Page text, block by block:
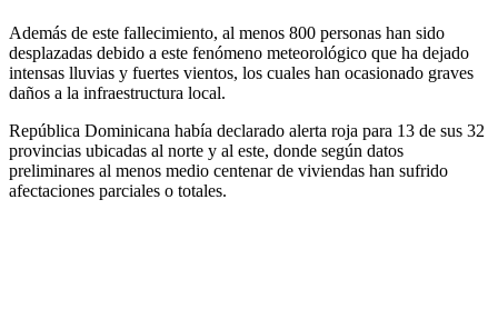
Además de este fallecimiento, al menos 800 personas han sido
desplazadas debido a este fenómeno meteorológico que ha dejado
intensas lluvias y fuertes vientos, los cuales han ocasionado graves
daños a la infraestructura local.
República Dominicana había declarado alerta roja para 13 de sus 32
provincias ubicadas al norte y al este, donde según datos
preliminares al menos medio centenar de viviendas han sufrido
afectaciones parciales o totales.